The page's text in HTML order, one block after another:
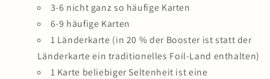
3-6 nicht ganz so häufige Karten
6-9 häufige Karten
1 Länderkarte (in 20 % der Booster ist statt der
Länderkarte ein traditionelles Foil-Land enthalten)
1 Karte beliebiger Seltenheit ist eine